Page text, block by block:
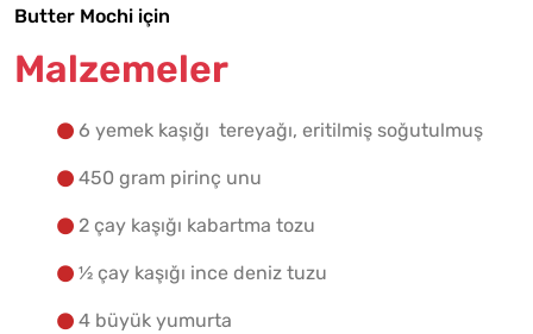
Butter Mochi için
Malzemeler
6 yemek kaşığı tereyağı, eritilmiş soğutulmuş
450 gram pirinç unu
2 çay kaşığı kabartma tozu
½ çay kaşığı ince deniz tuzu
4 büyük yumurta